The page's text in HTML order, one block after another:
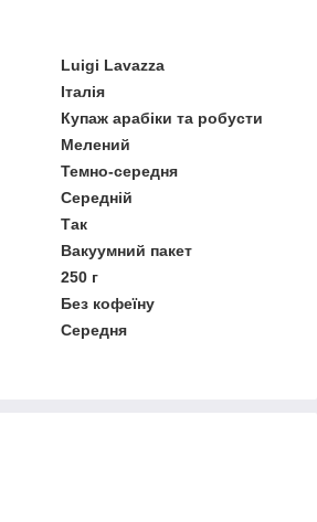
Luigi Lavazza
Італія
Купаж арабіки та робусти
Мелений
Темно-середня
Середній
Так
Вакуумний пакет
250 г
Без кофеїну
Середня